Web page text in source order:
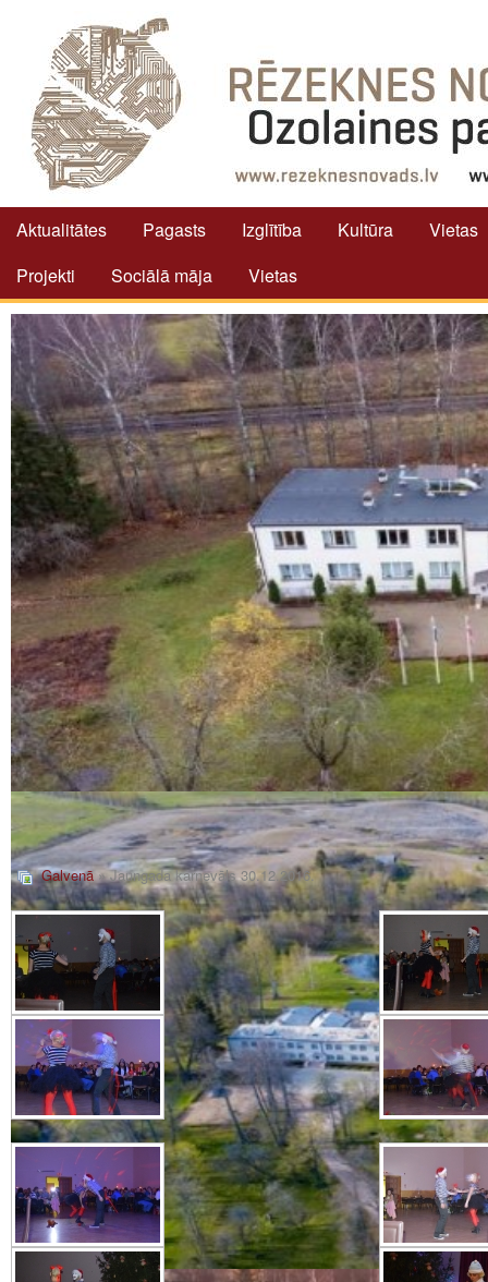
Aktualitātes Pagasts Izglītība Kultūra
Vietas
Projekti
Sociālā māja Vietas
Galvenā» Jaungada karnevāls 30.12.2016.